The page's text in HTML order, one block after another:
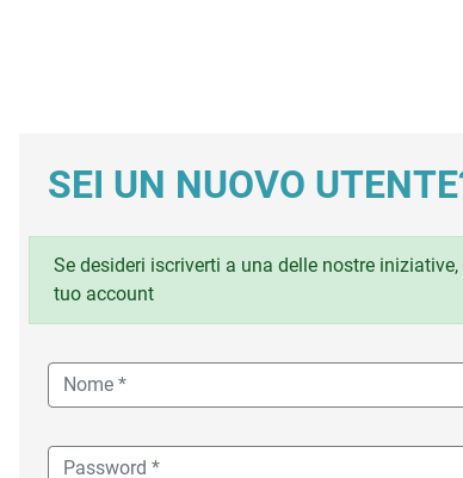
SEI UN NUOVO
Se desideri iscriverti a una delle nostre
tuo account